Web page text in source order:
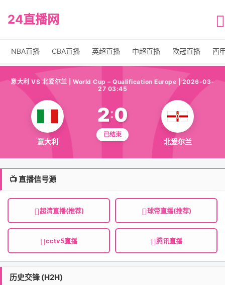
24直播网
NBA直播 CBA直播 英超直播 中超直播 欧冠直播 西
意大利 VS 北爱尔兰 | World Cup – Qualification Europe | 2026-03-
27 03:45
意大利
2:0
已结束
北爱尔兰
📺 直播信号源
超清直播(推荐) 球帝直播(推荐)
cctv5直播 腾讯直播
历史交锋 (H2H)